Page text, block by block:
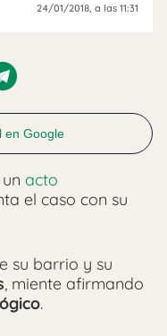
24/01/2018 , a las 11:31
en Google
acto
el caso con su
su barrio y su
, miente afirmando
.